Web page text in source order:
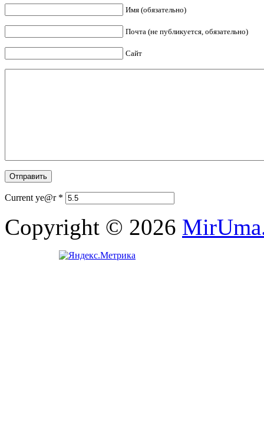
Имя (обязательно)
Почта (не публикуется, обязательно)
Сайт
Current ye@r *
Copyright © 2026